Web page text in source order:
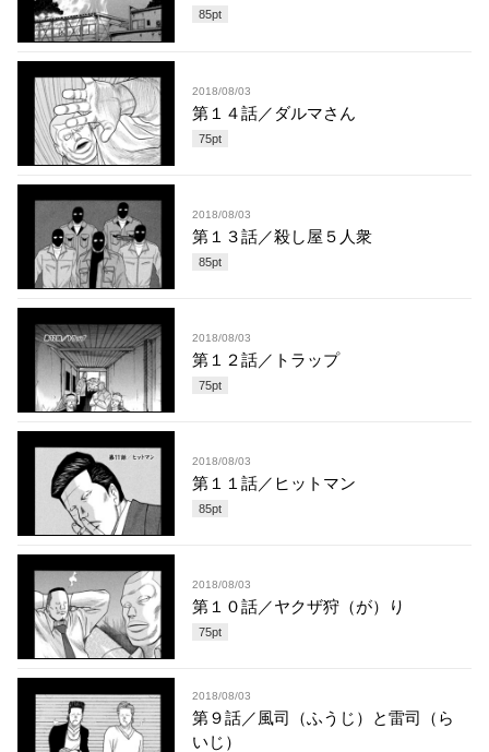
85pt
2018/08/03
第１４話／ダルマさん
75pt
2018/08/03
第１３話／殺し屋５人衆
85pt
2018/08/03
第１２話／トラップ
75pt
2018/08/03
第１１話／ヒットマン
85pt
2018/08/03
第１０話／ヤクザ狩（が）り
75pt
2018/08/03
第９話／風司（ふうじ）と雷司（ら
いじ）